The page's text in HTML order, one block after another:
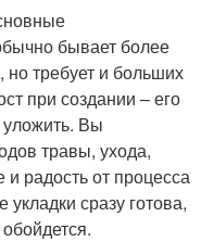
бывает более
требует и больших
при создании – его
уложить. Вы
травы, ухода,
и радость от процесса
сразу готова,